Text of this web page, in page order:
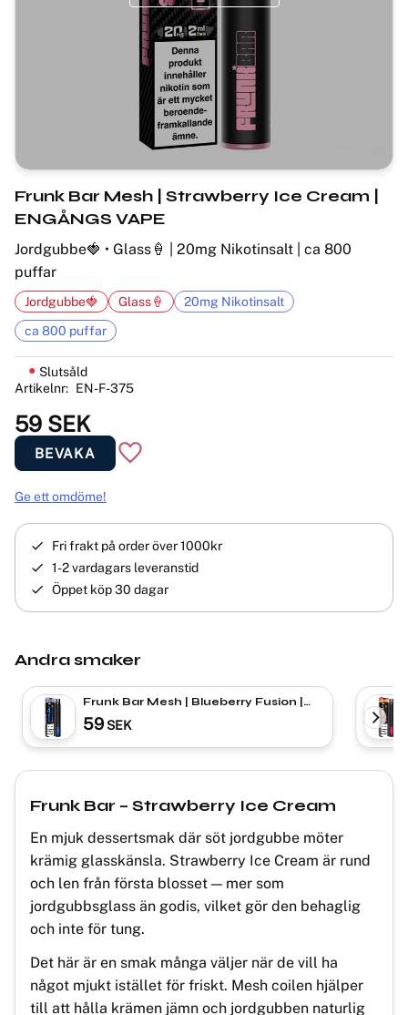
Frunk Bar Mesh | Strawberry Ice Cream |
ENGÅNGS VAPE
Jordgubbe🍓 • Glass🍦 | 20mg Nikotinsalt | ca 800
puffar
59 SEK
Lägg till i favoriter
BEVAKA
Slutsåld
Artikelnr
EN-F-375
Jordgubbe🍓 Glass🍦
20mg Nikotinsalt
ca 800 puffar
Ge ett omdöme!
Fri frakt på order över 1000kr
1-2 vardagars leveranstid
Öppet köp 30 dagar
Andra smaker
Frunk Bar Mesh | Blueberry Fusion |
ENGÅNGS VAPE
59 SEK
Frunk Bar – Strawberry Ice Cream
En mjuk dessertsmak där söt jordgubbe möter
krämig glasskänsla. Strawberry Ice Cream är rund
och len från första blosset — mer som
jordgubbsglass än godis, vilket gör den behaglig
och inte för tung.
Det här är en smak många väljer när de vill ha
något mjukt istället för friskt. Mesh coilen hjälper
till att hålla krämen jämn och jordgubben naturlig